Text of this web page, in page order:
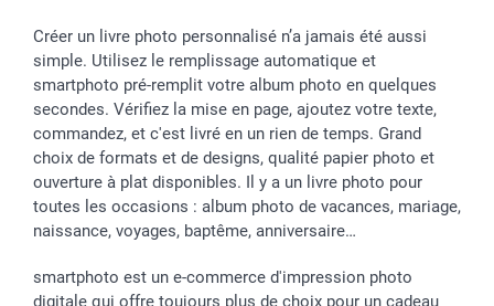
Créer un livre photo personnalisé n’a jamais été aussi
simple. Utilisez le remplissage automatique et
smartphoto pré-remplit votre album photo en quelques
secondes. Vérifiez la mise en page, ajoutez votre texte,
commandez, et c'est livré en un rien de temps. Grand
choix de formats et de designs, qualité papier photo et
ouverture à plat disponibles. Il y a un livre photo pour
toutes les occasions : album photo de vacances, mariage,
naissance, voyages, baptême, anniversaire…
smartphoto est un e-commerce d'impression photo
digitale qui offre toujours plus de choix pour un cadeau